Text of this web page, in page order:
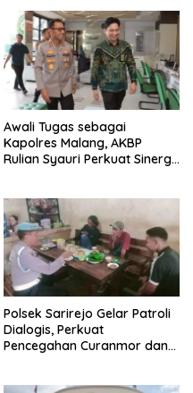
Awali Tugas sebagai
Kapolres Malang, AKBP
Rulian Syauri Perkuat Sinergi
Polsek Sarirejo Gelar Patroli
Dialogis, Perkuat
Pencegahan Curanmor dan